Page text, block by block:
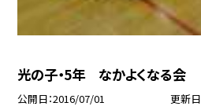
光の子・5年 なかよくなる会
公開日 2016/07/01 更新日